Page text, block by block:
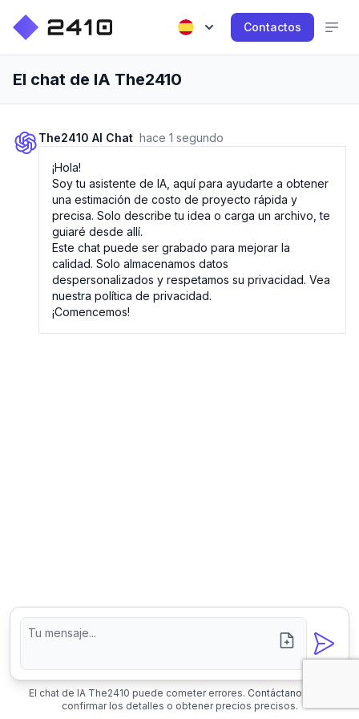
Contactos
El chat de IA The2410
The2410 AI Chat hace 1 segundo
¡Hola!
Soy tu asistente de IA, aquí para ayudarte a obtener
una estimación de costo de proyecto rápida y
precisa. Solo describe tu idea o carga un archivo, te
guiaré desde allí.
Este chat puede ser grabado para mejorar la
calidad. Solo almacenamos datos
despersonalizados y respetamos su privacidad. Vea
nuestra política de privacidad.
¡Comencemos!
El chat de IA The2410 puede cometer errores. Contáctanos
confirmar los detalles o obtener precios precisos.